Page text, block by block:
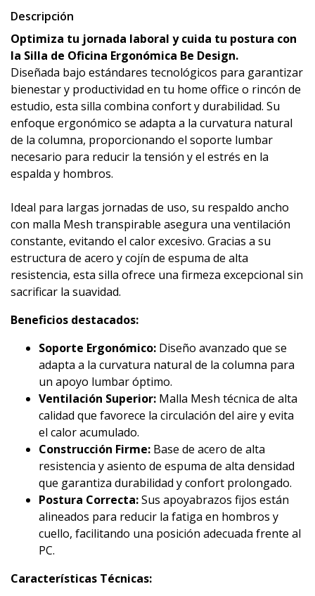
Descripción
Optimiza tu jornada laboral y cuida tu postura con
la Silla de Oficina Ergonómica Be Design.
Diseñada bajo estándares tecnológicos para garantizar
bienestar y productividad en tu home office o rincón de
estudio, esta silla combina confort y durabilidad. Su
enfoque ergonómico se adapta a la curvatura natural
de la columna, proporcionando el soporte lumbar
necesario para reducir la tensión y el estrés en la
espalda y hombros.
Ideal para largas jornadas de uso, su respaldo ancho
con malla Mesh transpirable asegura una ventilación
constante, evitando el calor excesivo. Gracias a su
estructura de acero y cojín de espuma de alta
resistencia, esta silla ofrece una firmeza excepcional sin
sacrificar la suavidad.
Beneficios destacados:
Soporte Ergonómico: Diseño avanzado que se
adapta a la curvatura natural de la columna para
un apoyo lumbar óptimo.
Ventilación Superior: Malla Mesh técnica de alta
calidad que favorece la circulación del aire y evita
el calor acumulado.
Construcción Firme: Base de acero de alta
resistencia y asiento de espuma de alta densidad
que garantiza durabilidad y confort prolongado.
Postura Correcta:Sus apoyabrazos fijos están
alineados para reducir la fatiga en hombros y
cuello, facilitando una posición adecuada frente al
PC.
Características Técnicas: